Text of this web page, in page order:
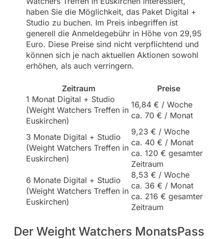
haben Sie die Möglichkeit, das Paket Digital +
Studio zu buchen. Im Preis inbegriffen ist
generell die Anmeldegebühr in Höhe von 29,95
Euro. Diese Preise sind nicht verpflichtend und
können sich je nach aktuellen Aktionen sowohl
erhöhen, als auch verringern.
Zeitraum
Preise
1 Monat Digital + Studio
(Weight Watchers Treffen in
Euskirchen)
16,84 € / Woche
ca. 70 € / Monat
3 Monate Digital + Studio
(Weight Watchers Treffen in
Euskirchen)
9,23 € / Woche
ca. 40 € / Monat
ca. 120 € gesamter
Zeitraum
6 Monate Digital + Studio
(Weight Watchers Treffen in
Euskirchen)
8,53 € / Woche
ca. 36 € / Monat
ca. 216 € gesamter
Zeitraum
Der Weight Watchers MonatsPass